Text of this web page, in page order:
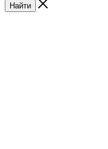
Найти